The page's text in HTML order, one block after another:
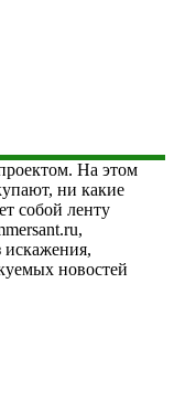
На этом
ни какие
собой ленту
искажения,
новостей